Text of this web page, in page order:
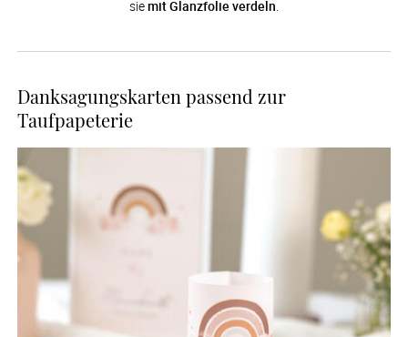
sie mit Glanzfolie verdeln.
Danksagungskarten passend zur
Taufpapeterie